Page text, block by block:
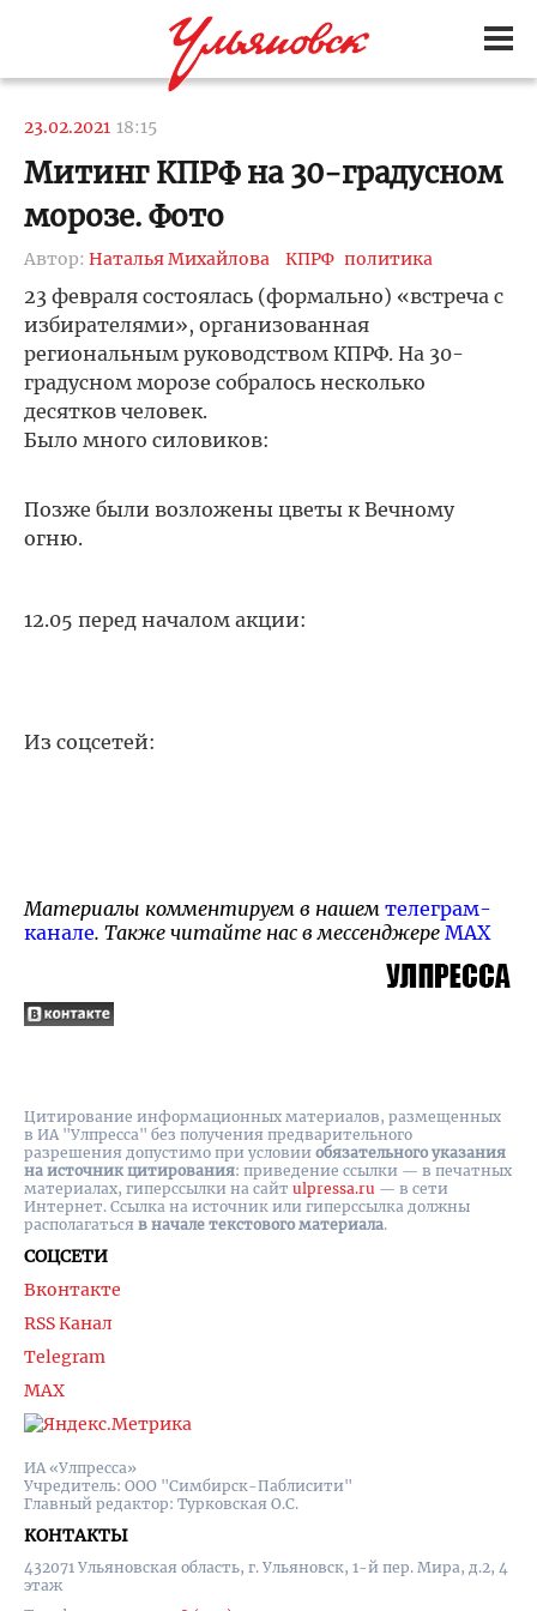
23.02.2021 18:15
Митинг КПРФ на 30-градусном
морозе. Фото
Автор: Наталья Михайлова КПРФ политика
23 февраля состоялась (формально) «встреча с
избирателями», организованная
региональным руководством КПРФ. На 30-
градусном морозе собралось несколько
десятков человек.
Было много силовиков:
Позже были возложены цветы к Вечному
огню.
12.05 перед началом акции:
Из соцсетей:
Материалы комментируем в нашем телеграм-
канале. Также читайте нас в мессенджере MAX
ИА «Улпресса»
Учредитель: ООО "Симбирск-Паблисити"
Главный редактор: Турковская О.С.
КОНТАКТЫ
432071 Ульяновская область, г. Ульяновск, 1-й пер. Мира, д.2, 4
этаж
СОЦСЕТИ
Вконтакте
RSS Канал
Telegram
MAX
Цитирование информационных материалов, размещенных
в ИА "Улпресса" без получения предварительного
разрешения допустимо при условии обязательного указания
на источник цитирования: приведение ссылки — в печатных
материалах, гиперссылки на cайт ulpressa.ru — в сети
Интернет. Ссылка на источник или гиперссылка должны
располагаться в начале текстового материала.